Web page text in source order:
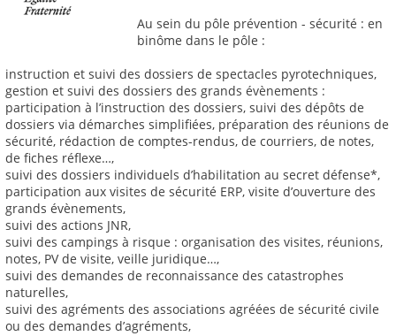
Au sein du pôle prévention - sécurité : en
binôme dans le pôle :
instruction et suivi des dossiers de spectacles pyrotechniques,
gestion et suivi des dossiers des grands évènements :
participation à l’instruction des dossiers, suivi des dépôts de
dossiers via démarches simplifiées, préparation des réunions de
sécurité, rédaction de comptes-rendus, de courriers, de notes,
de fiches réflexe…,
suivi des dossiers individuels d’habilitation au secret défense*,
participation aux visites de sécurité ERP, visite d’ouverture des
grands évènements,
suivi des actions JNR,
suivi des campings à risque : organisation des visites, réunions,
notes, PV de visite, veille juridique…,
suivi des demandes de reconnaissance des catastrophes
naturelles,
suivi des agréments des associations agréées de sécurité civile
ou des demandes d’agréments,